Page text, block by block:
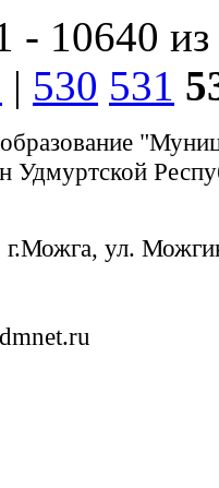
- 10640
| 530 531
Удмуртской
г.Можга, ул.